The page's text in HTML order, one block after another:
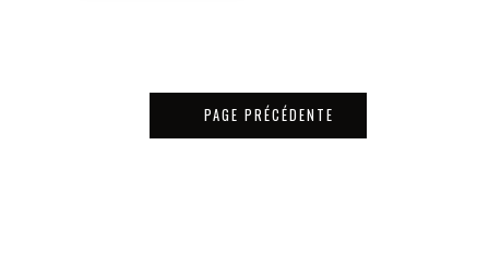
PAGE PRÉCÉDENTE